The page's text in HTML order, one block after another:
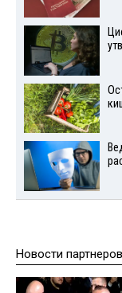
Новости партнеров